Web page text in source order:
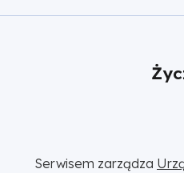
Serwisem zarządza